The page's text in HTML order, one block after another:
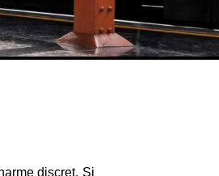
discret. Si